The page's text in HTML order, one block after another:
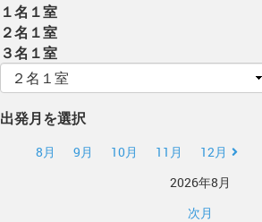
１名１室
２名１室
３名１室
出発月を選択
8月 9月 10月 11月
12月
2026年8月
次月